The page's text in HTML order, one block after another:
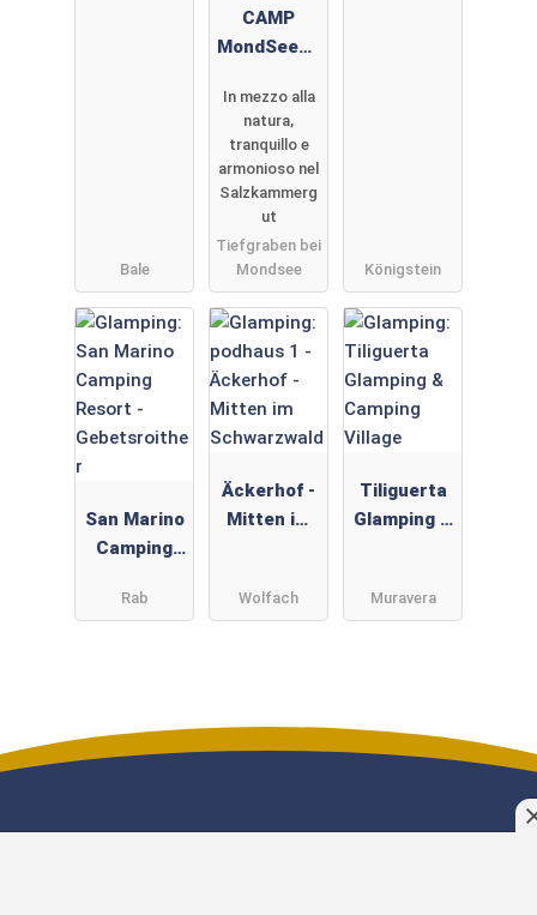
Bale
CAMP
MondSeeLa
In mezzo alla
natura,
tranquillo e
armonioso nel
Salzkammerg
ut
Tiefgraben bei
Mondsee
Königstein
San Marino
Camping
Gebetsroit
Rab
Äckerhof -
Mitten im
Wolfach
Tiliguerta
Glamping &
Muravera